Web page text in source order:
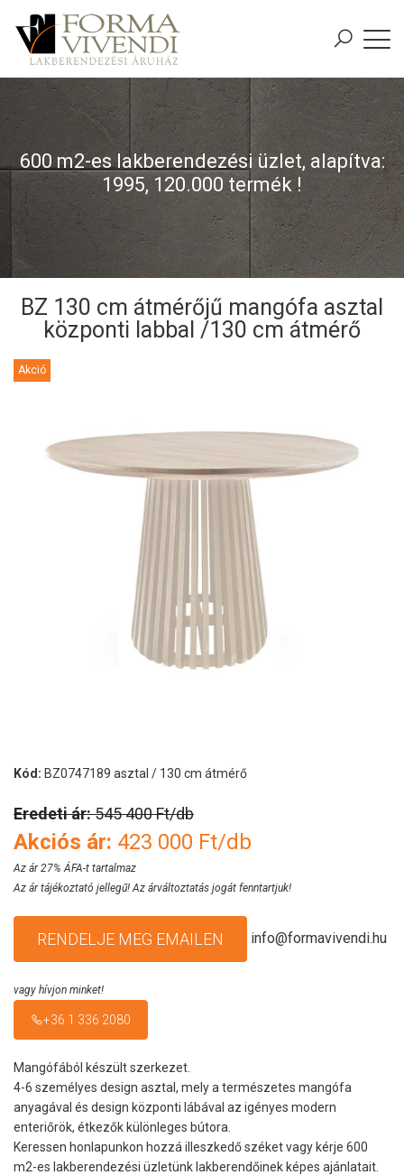
600 m2-es lakberendezési üzlet, alapítva:
1995, 120.000 termék !
BZ 130 cm átmérőjű mangófa asztal
központi labbal /130 cm átmérő
Akció
Kód: BZ0747189 asztal / 130 cm átmérő
Eredeti ár:545 400 Ft/db
Akciós ár: 423 000 Ft/db
Az ár 27% ÁFA-t tartalmaz
Az ár tájékoztató jellegű! Az árváltoztatás jogát fenntartjuk!
RENDELJE MEG EMAILEN info@formavivendi.hu
vagy hívjon minket!
+36 1 336 2080
Mangófából készült szerkezet.
4-6 személyes design asztal, mely a természetes mangófa
anyagával és design központi lábával az igényes modern
enteriőrök, étkezők különleges bútora.
Keressen honlapunkon hozzá illeszkedő széket vagy kérje 600
m2-es lakberendezési üzletünk lakberendőinek képes ajánlatait.